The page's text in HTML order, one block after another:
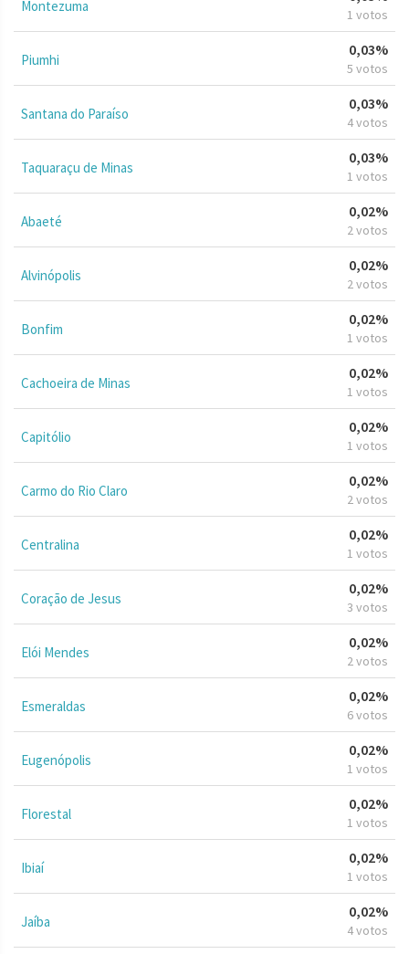
Montezuma 1 votos
Piumhi
0,03%
5 votos
Santana do Paraíso
0,03%
4 votos
Taquaraçu de Minas
0,03%
1 votos
Abaeté
0,02%
2 votos
Alvinópolis
0,02%
2 votos
Bonfim
0,02%
1 votos
Cachoeira de Minas
0,02%
1 votos
Capitólio
0,02%
1 votos
Carmo do Rio Claro
0,02%
2 votos
Centralina
0,02%
1 votos
Coração de Jesus
0,02%
3 votos
Elói Mendes
0,02%
2 votos
Esmeraldas
0,02%
6 votos
Eugenópolis
0,02%
1 votos
Florestal
0,02%
1 votos
Ibiaí
0,02%
1 votos
Jaíba
0,02%
4 votos